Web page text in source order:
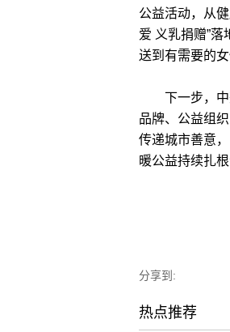
公益活动，从
爱 义乳捐赠”
送到有需要的女
下一步，中兴
品牌、公益组
传递城市善意
暖公益持续扎根
分享到:
热点推荐